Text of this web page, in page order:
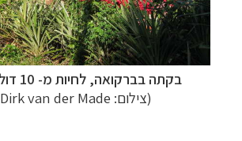
בקתה בברקואה, לחיות מ- 10 דולר בחודש
(צילום: Dirk van der Made)